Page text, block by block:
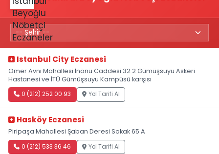
Istanbul City Eczanesi
Ömer Avni Mahallesi İnönü Caddesi 32 2 Gümüşsuyu Askeri
Hastanesi ve İTÜ Gümüşsuyu Kampüsü karşısı
0 (212) 252 00 93 Yol Tarifi Al
Hasköy Eczanesi
Piripaşa Mahallesi Şaban Deresi Sokak 65 A
0 (212) 533 36 46 Yol Tarifi Al